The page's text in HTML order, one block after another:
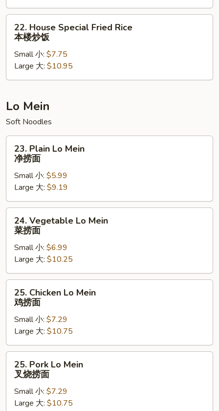
炒
饭
House
Special
Fried
Rice
本
炒
22. House Special Fried Rice
本楼炒饭
Small 小: $7.75
Large 大: $10.95
Lo Mein
Soft Noodles
Plain
Lo
Mein
捞
面
23. Plain Lo Mein
净捞面
Small 小: $5.99
Large 大: $9.19
Vegetable
Lo
Mein
捞
面
24. Vegetable Lo Mein
菜捞面
Small 小: $6.99
Large 大: $10.25
Chicken
Lo
Mein
捞
面
25. Chicken Lo Mein
鸡捞面
Small 小: $7.29
Large 大: $10.75
Pork
Lo
Mein
25. Pork Lo Mein
叉烧捞面
Small 小: $7.29
Large 大: $10.75